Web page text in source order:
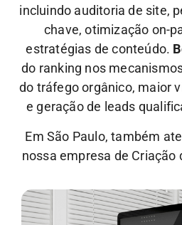
incluindo auditoria de site,
chave, otimização on-
estratégias de conteúdo.
do ranking nos
do tráfego orgânico, maior
e geração de leads
Em São Paulo, também
nossa empresa de Criação